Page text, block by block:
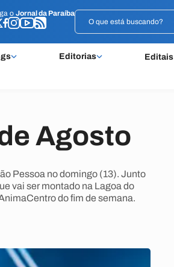
o Jornal da Paraíba
Editorias Editais
o Jornal da Paraíba
Agosto
Pessoa no domingo (13). Junto
vai ser montado na Lagoa do
do fim de semana.